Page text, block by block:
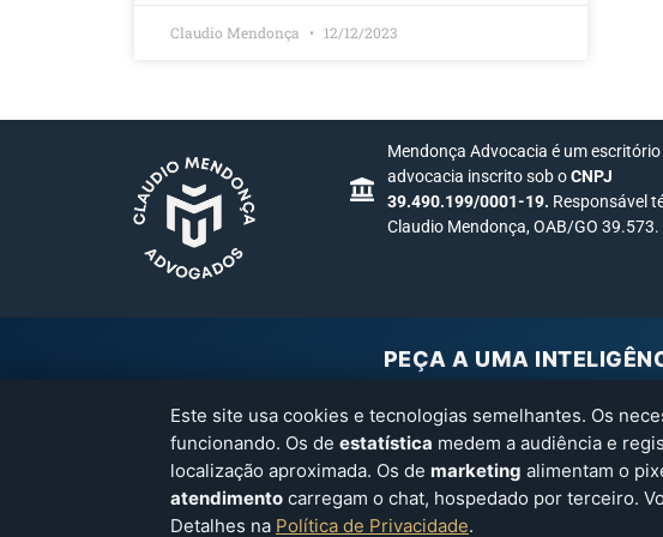
Claudio Mendonça 12/12/2023
Mendonça Advocacia é um escritório
advocacia inscrito sob oCNPJ
39.490.199/0001-19. Responsável
Claudio Mendonça, OAB/GO 39.573.
PEÇA A UMA
ChatGPT Claude
Conteúdo informativo. Cada IA lê o site e
Copyright © Claudio Mendonça Advogados. Todos os direitos reservados.
Este site usa cookies e tecnologias semelhantes. Os
funcionando. Os de estatística medem a audiência e
localização aproximada. Os de marketing alimentam o
atendimento carregam o chat, hospedado por terceiro.
Detalhes na Política de Privacidade.